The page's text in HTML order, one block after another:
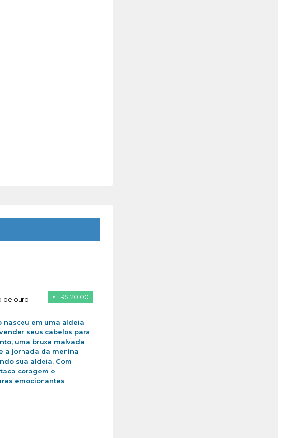
R$ 20.00
de ouro
nasceu em uma aldeia
seus cabelos para
uma bruxa malvada
a jornada da menina
sua aldeia. Com
coragem e
emocionantes